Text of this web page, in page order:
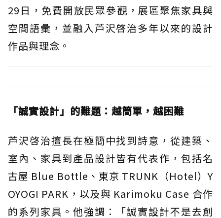
29日，免費開放民眾參觀，展區聚焦家具與
空間語彙，並融入芦沢啓治多年以來的設計
作品與理念。
「誠實設計」的難題：越簡單，越困難
芦沢啓治擅長在極簡中找到詩意，從建築、
室內、家具到產品設計皆有代表作，包括名
古屋 Blue Bottle、東京 TRUNK（Hotel）Y
OYOGI PARK，以及與 Karimoku Case 合作
的系列家具。他強調：「誠實設計不是去創